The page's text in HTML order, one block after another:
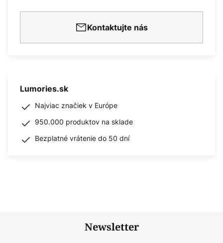
Kontaktujte nás
Lumories.sk
Najviac značiek v Európe
950.000 produktov na sklade
Bezplatné vrátenie do 50 dní
Newsletter